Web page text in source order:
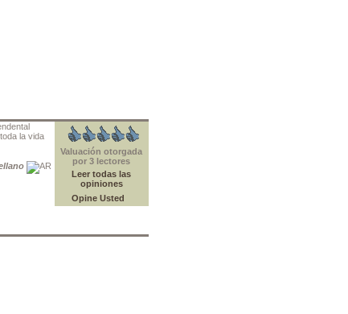
la vida
Valuación otorgada
por 3 lectores
Leer todas las
opiniones
Opine Usted